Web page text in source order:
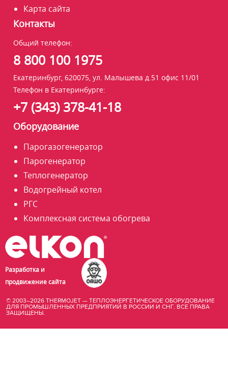
Карта сайта
Контакты
Общий телефон:
8 800 100 1975
Екатеринбург, 620075, ул. Малышева д.51 офис 11/01
Телефон в Екатеринбурге:
+7 (343) 378-41-18
Оборудование
Парогазогенератор
Парогенератор
Теплогенератор
Водогрейный котел
РГС
Комплексная система обогрева
Разработка и
продвижение сайта
© 2003–2026 THERMOJET — ТЕПЛОЭНЕРГЕТИЧЕСКОЕ ОБОРУДОВАНИЕ
ДЛЯ ПРОМЫШЛЕННЫХ ПРЕДПРИЯТИЙ В РОССИИ И СНГ. ВСЕ ПРАВА
ЗАЩИЩЕНЫ.